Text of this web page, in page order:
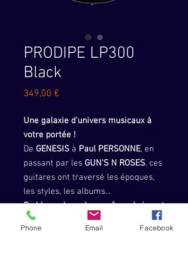
PRODIPE LP300
Black
349,00 €
Une galaxie d'univers musicaux à
votre portée !
De GENESIS à Paul PERSONNE, en
passant par les GUN'S N ROSES, ces
guitares ont traversé les époques,
les styles, les albums...
Du blues, du rock ou même du jazz, t
out
à la portée de cette guitare.
Une
irréprochable
en
Phone Email Facebook